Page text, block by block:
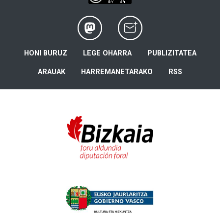
HONI BURUZ LEGE OHARRA PUBLIZITATEA
ARAUAK HARREMANETARAKO RSS